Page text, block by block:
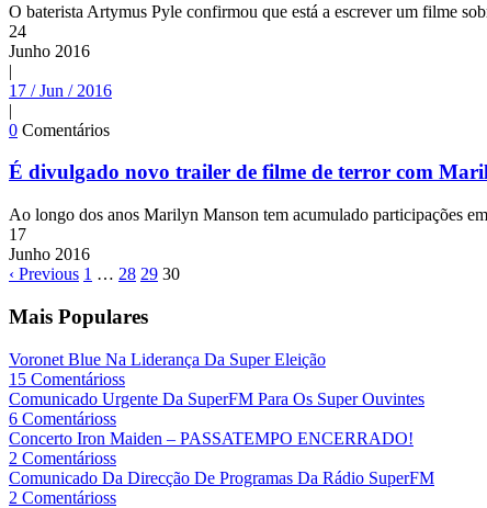
O baterista Artymus Pyle confirmou que está a escrever um filme
24
Junho 2016
|
17 / Jun / 2016
|
0 Comentários
É divulgado novo trailer de filme de terror com
Ao longo dos anos Marilyn Manson tem acumulado participações
17
Junho 2016
‹ Previous 1 … 28 29 30
Mais Populares
Voronet Blue Na Liderança Da Super Eleição
15 Comentárioss
Comunicado Urgente Da SuperFM Para Os Super Ouvintes
6 Comentárioss
Concerto Iron Maiden – PASSATEMPO ENCERRADO!
2 Comentárioss
Comunicado Da Direcção De Programas Da Rádio SuperFM
2 Comentárioss